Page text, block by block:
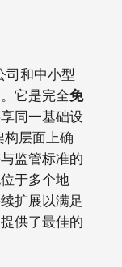
司和中小型
它是完全免
同一基础设
层面上确
与监管标准的
于多个地
续扩展以满足
供了最佳的